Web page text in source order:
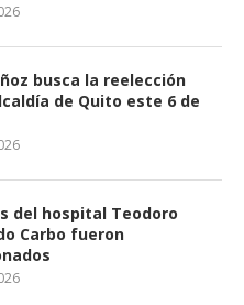
busca la reelección
de Quito este 6 de
del hospital Teodoro
Carbo fueron